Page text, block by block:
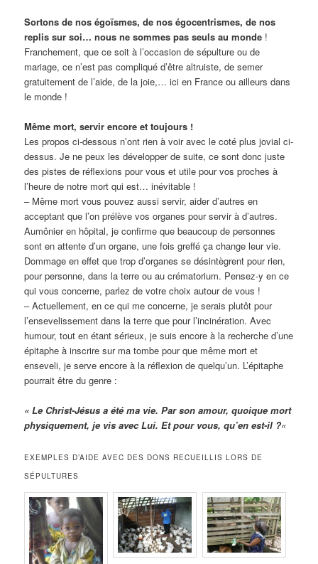
Sortons de nos égoïsmes, de nos égocentrismes, de nos
replis sur soi… nous ne sommes pas seuls au monde !
Franchement, que ce soit à l’occasion de sépulture ou de
mariage, ce n’est pas compliqué d’être altruiste, de semer
gratuitement de l’aide, de la joie,… ici en France ou ailleurs dans
le monde !
Même mort, servir encore et toujours !
Les propos ci-dessous n’ont rien à voir avec le coté plus jovial ci-
dessus. Je ne peux les développer de suite, ce sont donc juste
des pistes de réflexions pour vous et utile pour vos proches à
l’heure de notre mort qui est… inévitable !
– Même mort vous pouvez aussi servir, aider d’autres en
acceptant que l’on prélève vos organes pour servir à d’autres.
Aumônier en hôpital, je confirme que beaucoup de personnes
sont en attente d’un organe, une fois greffé ça change leur vie.
Dommage en effet que trop d’organes se désintègrent pour rien,
pour personne, dans la terre ou au crématorium. Pensez-y en ce
qui vous concerne, parlez de votre choix autour de vous !
– Actuellement, en ce qui me concerne, je serais plutôt pour
l’ensevelissement dans la terre que pour l’incinération. Avec
humour, tout en étant sérieux, je suis encore à la recherche d’une
épitaphe à inscrire sur ma tombe pour que même mort et
enseveli, je serve encore à la réflexion de quelqu’un. L’épitaphe
pourrait être du genre :
« Le Christ-Jésus a été ma vie. Par son amour, quoique mort
physiquement, je vis avec Lui. Et pour vous, qu’en est-il ?«
EXEMPLES D’AIDE AVEC DES DONS RECUEILLIS LORS DE
SÉPULTURES